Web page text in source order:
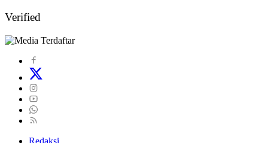
Verified
Redaksi